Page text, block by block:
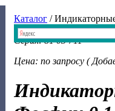
Каталог /
Серия: 81 03 711
Цена: по запросу (